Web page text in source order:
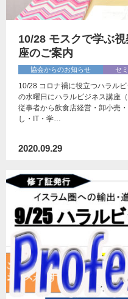
10/28 モスクで学ぶ
座のご案内
協会からのお知らせ セ
10/28 コロナ禍に役立つハラル
の水曜日にハラルビジネス講座
従事者から飲食店経営・卸小売
し・IT・学…
2020.09.29